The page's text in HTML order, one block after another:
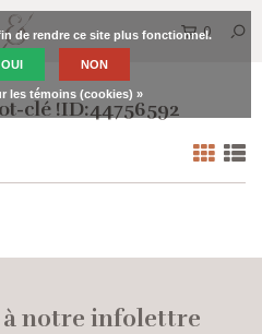
0
clé !ID:44756592
à notre infolettre
de rendre ce site plus fonctionnel.
OUI NON
les témoins (cookies) »